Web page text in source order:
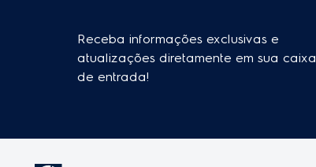
Receba informações exclusivas e
atualizações diretamente em sua caixa
de entrada!